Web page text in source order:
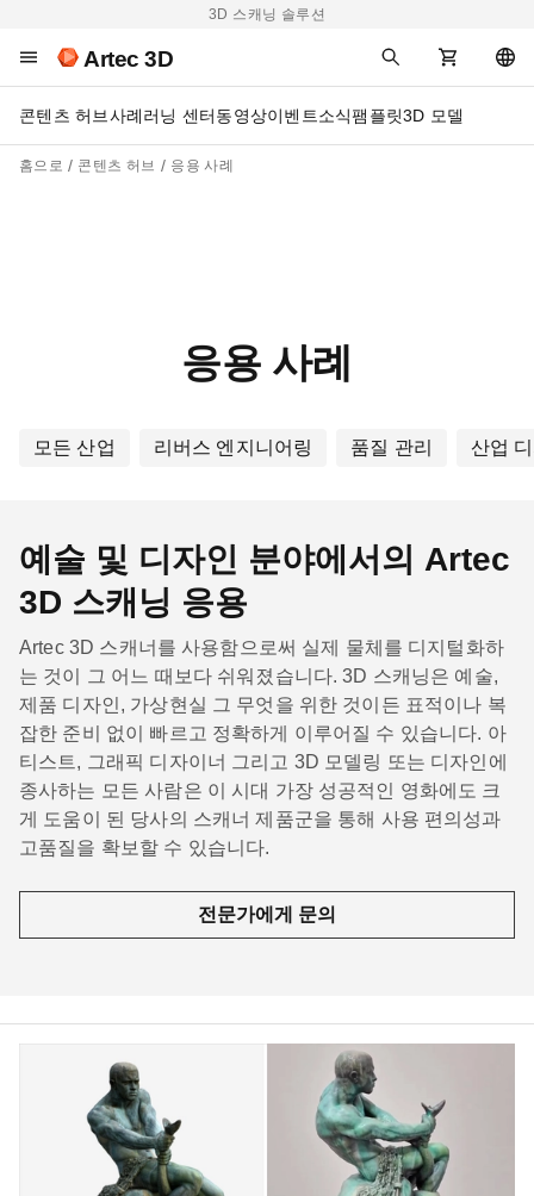
3D 스캐닝 솔루션
Artec 3D
콘텐츠 허브사례러닝 센터동영상이벤트소식팸플릿3D 모델
홈으로 콘텐츠 허브 응용 사례
응용 사례
모든 산업 리버스 엔지니어링 품질 관리 산업
예술 및 디자인 분야에서의 Artec
3D 스캐닝 응용
Artec 3D 스캐너를 사용함으로써 실제 물체를 디지털화하
는 것이 그 어느 때보다 쉬워졌습니다. 3D 스캐닝은 예술,
제품 디자인, 가상현실 그 무엇을 위한 것이든 표적이나 복
잡한 준비 없이 빠르고 정확하게 이루어질 수 있습니다. 아
티스트, 그래픽 디자이너 그리고 3D 모델링 또는 디자인에
종사하는 모든 사람은 이 시대 가장 성공적인 영화에도 크
게 도움이 된 당사의 스캐너 제품군을 통해 사용 편의성과
고품질을 확보할 수 있습니다.
전문가에게 문의